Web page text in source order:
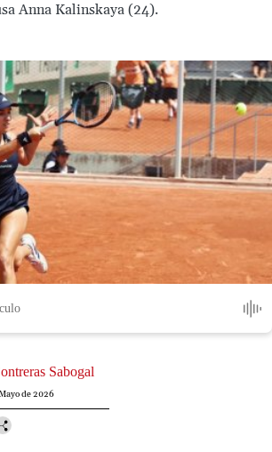
Anna Kalinskaya (24).
Sabogal
de 2026